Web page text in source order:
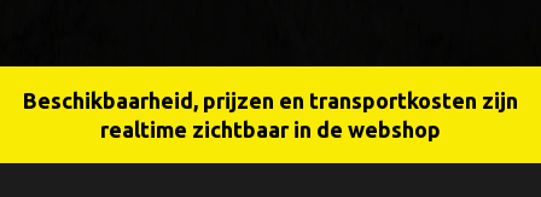
Beschikbaarheid, prijzen en transportkosten zijn
realtime zichtbaar in de webshop